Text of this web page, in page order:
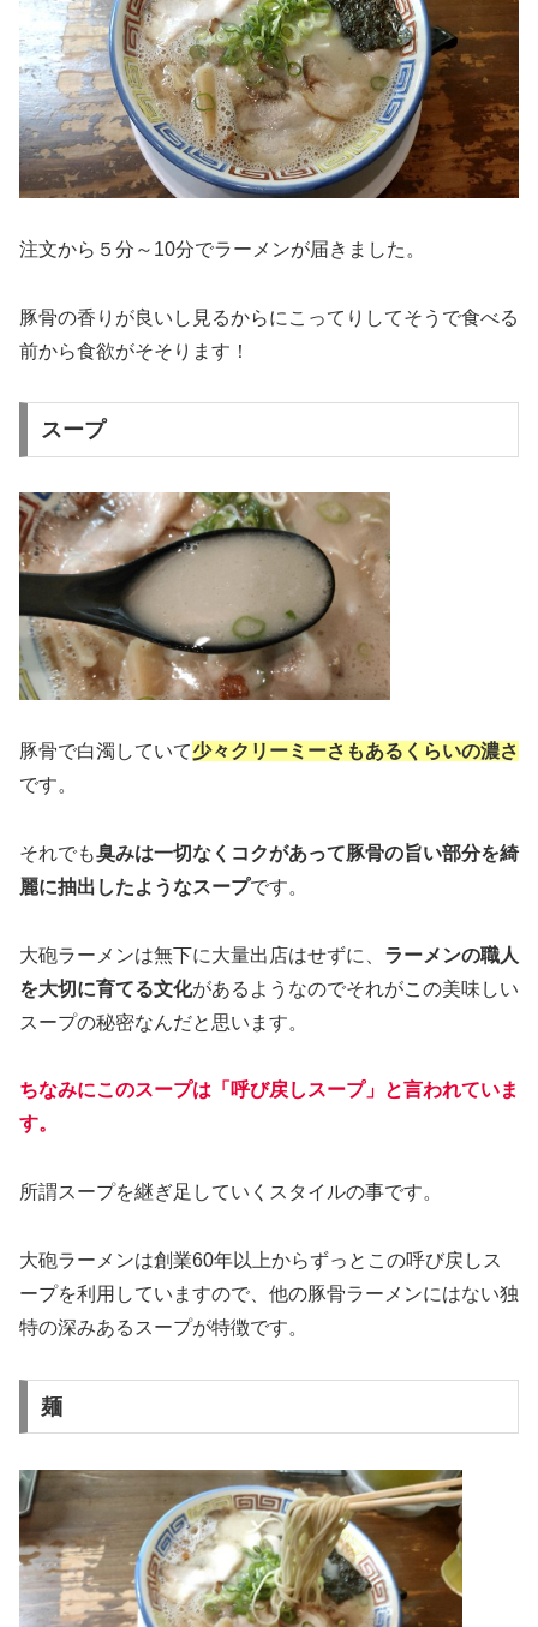
注文から５分～10分でラーメンが届きました。
豚骨の香りが良いし見るからにこってりしてそうで食べる
前から食欲がそそります！
スープ
豚骨で白濁していて少々クリーミーさもあるくらいの濃さ
です。
それでも臭みは一切なくコクがあって豚骨の旨い部分を綺
麗に抽出したようなスープです。
大砲ラーメンは無下に大量出店はせずに、 ラーメンの職人
を大切に育てる文化があるようなのでそれがこの美味しい
スープの秘密なんだと思います。
ちなみにこのスープは「呼び戻しスープ」と言われていま
す。
所謂スープを継ぎ足していくスタイルの事です。
大砲ラーメンは創業60年以上からずっとこの呼び戻しス
ープを利用していますので、他の豚骨ラーメンにはない独
特の深みあるスープが特徴です。
麺